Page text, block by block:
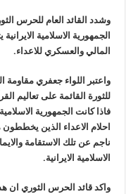
وشدد القائد العام للحرس
الجمهورية الاسلامية
المالي والعسكري للاعداء.
واعتبر اللواء جعفري مقاومة
للثورة القائمة على تعاليم
فاذا كانت الجمهورية
احلام الاعداء الذين
ناجم عن تلك الاستقامة
الاسلامية الايرانية.
واكد قائد الحرس الثوري ان